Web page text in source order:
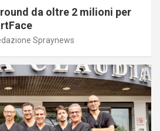
da oltre 2 milioni per
Spraynews